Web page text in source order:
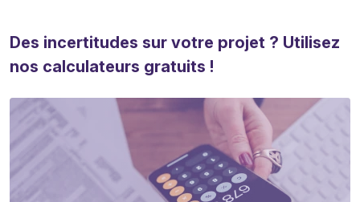
Des incertitudes sur votre projet ? Utilisez
nos calculateurs gratuits !